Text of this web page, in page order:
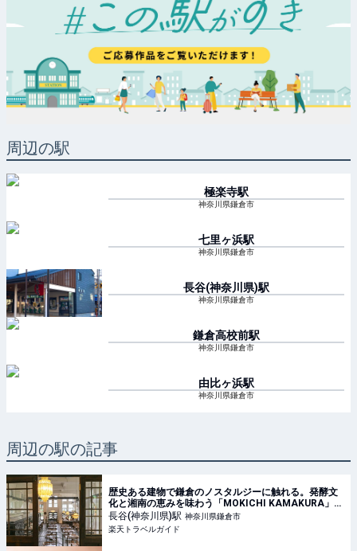
周辺の駅
極楽寺駅
神奈川県鎌倉市
七里ヶ浜駅
神奈川県鎌倉市
長谷(神奈川県)駅
神奈川県鎌倉市
鎌倉高校前駅
神奈川県鎌倉市
由比ヶ浜駅
神奈川県鎌倉市
周辺の駅の記事
歴史ある建物で鎌倉のノスタルジーに触れる。発酵文
化と湘南の恵みを味わう「MOKICHI KAMAKURA」
【楽天トラベル】
長谷(神奈川県)駅 神奈川県鎌倉市
楽天トラベルガイド